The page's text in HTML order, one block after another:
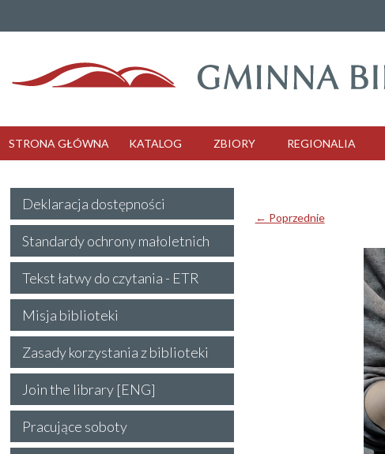
STRONA GŁÓWNA KATALOG ZBIORY REGIONALIA
← Poprzednie
Deklaracja dostępności
Standardy ochrony małoletnich
Tekst łatwy do czytania - ETR
Misja biblioteki
Zasady korzystania z biblioteki
Join the library [ENG]
Pracujące soboty